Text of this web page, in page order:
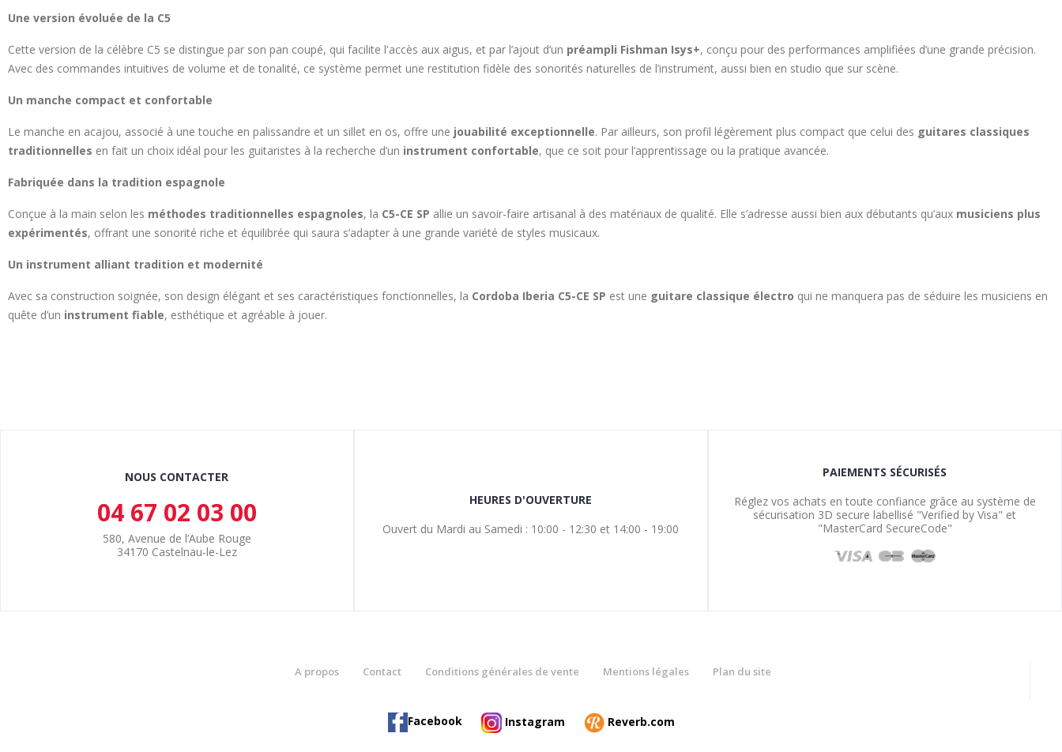
Une version évoluée de la C5
Cette version de la célèbre C5 se distingue par son pan coupé, qui facilite l'accès aux aigus, et par l’ajout d’un préampli Fishman Isys+, conçu pour des performances amplifiées d’une grande précision.
Avec des commandes intuitives de volume et de tonalité, ce système permet une restitution fidèle des sonorités naturelles de l’instrument, aussi bien en studio que sur scène.
Un manche compact et confortable
Le manche en acajou, associé à une touche en palissandre et un sillet en os, offre une jouabilité exceptionnelle. Par ailleurs, son profil légèrement plus compact que celui des guitares classiques
traditionnelles en fait un choix idéal pour les guitaristes à la recherche d’un instrument confortable, que ce soit pour l’apprentissage ou la pratique avancée.
Fabriquée dans la tradition espagnole
Conçue à la main selon les méthodes traditionnelles espagnoles, la C5-CE SP allie un savoir-faire artisanal à des matériaux de qualité. Elle s’adresse aussi bien aux débutants qu’aux musiciens plus
expérimentés, offrant une sonorité riche et équilibrée qui saura s’adapter à une grande variété de styles musicaux.
Un instrument alliant tradition et modernité
Avec sa construction soignée, son design élégant et ses caractéristiques fonctionnelles, la Cordoba Iberia C5-CE SP est une guitare classique électro qui ne manquera pas de séduire les musiciens en
quête d’un instrument fiable, esthétique et agréable à jouer.
NOUS CONTACTER
04 67 02 03 00
580, Avenue de l’Aube Rouge
34170 Castelnau-le-Lez
HEURES D'OUVERTURE
Ouvert du Mardi au Samedi : 10:00 - 12:30 et 14:00 - 19:00
PAIEMENTS SÉCURISÉS
Réglez vos achats en toute confiance grâce au système de
sécurisation 3D secure labellisé "Verified by Visa" et
"MasterCard SecureCode"
A propos Contact Conditions générales de vente Mentions légales Plan du site
Facebook Instagram Reverb.com